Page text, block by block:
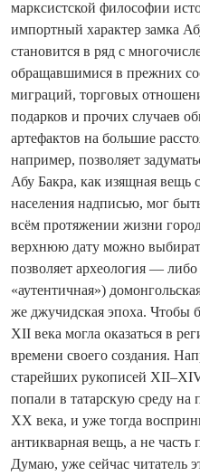
марксистской философии
импортный характер замка
становится в ряд с
обращавшимися в прежних
миграций, торговых
подарков и прочих случаев
артефактов на большие
например, позволяет
Абу Бакра, как изящная вещь
населения надписью, мог
всём протяжении жизни
верхнюю дату можно
позволяет археология — либо
«аутентичная»)
же джучидская эпоха. Чтобы
XII века могла оказаться в
времени своего со­здания.
старейших рукописей
попали в татарскую среду
XX века, и уже тогда
антикварная вещь, а не часть
Думаю, уже сейчас читатель